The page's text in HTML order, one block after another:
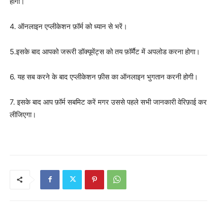
4. ऑनलाइन एप्लीकेशन फ़ॉर्म को ध्यान से भरें।
5.इसके बाद आपको जरूरी डॉक्यूमेंट्स को तय फ़ॉर्मैट में अपलोड करना होगा।
6. यह सब करने के बाद एप्लीकेशन फ़ीस का ऑनलाइन भुगतान करनी होगी।
7. इसके बाद आप फ़ॉर्म सबमिट करें मगर उससे पहले सभी जानकारी वेरिफ़ाई कर
लीजिएगा।